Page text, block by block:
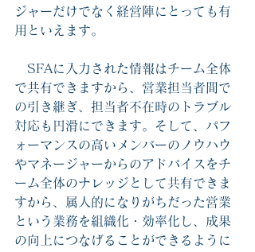
ジャーだけでなく経営陣にとっても有
用といえます。
SFAに入力された情報はチーム全体
で共有できますから、営業担当者間で
の引き継ぎ、担当者不在時のトラブル
対応も円滑にできます。そして、パフ
ォーマンスの高いメンバーのノウハウ
やマネージャーからのアドバイスをチ
ーム全体のナレッジとして共有できま
すから、属人的になりがちだった営業
という業務を組織化・効率化し、成果
の向上につなげることができるように